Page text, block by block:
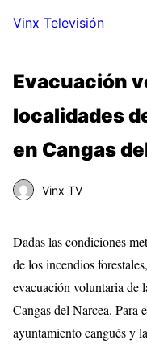
Vinx Televisión
Evacuación
localidades
en Cangas
Vinx TV
Dadas las condiciones
de los incendios
evacuación voluntaria de
Cangas del Narcea. Para
ayuntamiento cangués y